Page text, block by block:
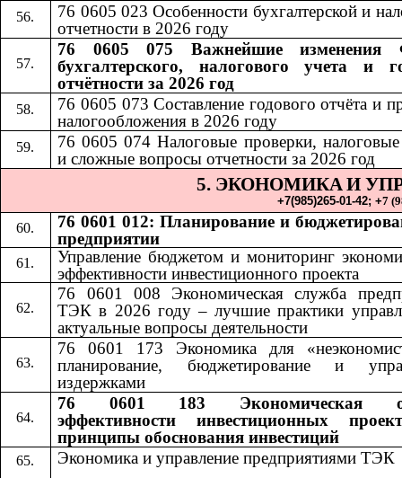
76 0605 023 Особенности бухгалтерской и
отчетности в 2026 году
76 0605 075 Важнейшие изменения
бухгалтерского, налогового учета и
отчётности за 2026 год
76 0605 073 Составление годового отчёта и
налогообложения в 2026 году
76 0605 074 Налоговые проверки,
и сложные вопросы отчетности за 2026 год
5. ЭКОНОМИКА И
+7(985)265-01-42;​​+7
76 0601 012: Планирование и
предприятии
Управление бюджетом и мониторинг
эффективности инвестиционного проекта
76 0601 008 Экономическая служба
ТЭК в 2026 году – лучшие практики
актуальные вопросы деятельности
76 0601 173 Экономика для
планирование, бюджетирование и
издержками
76 0601 183 Экономическая
эффективности инвестиционных
принципы обоснования инвестиций
Экономика и управление предприятиями ТЭК